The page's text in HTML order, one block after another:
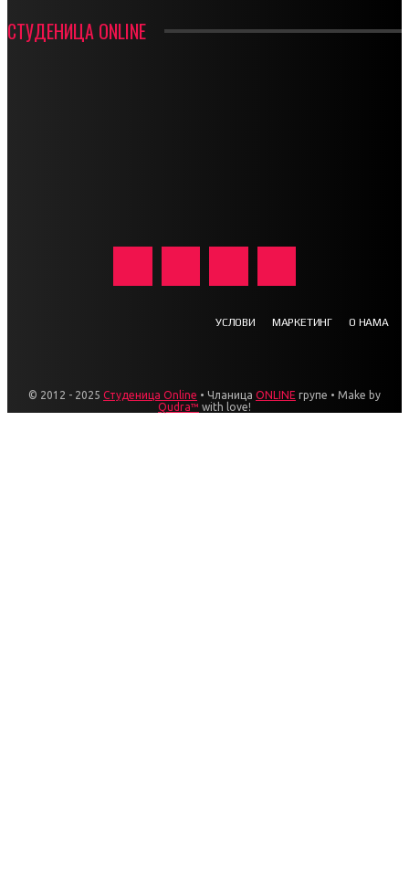
СТУДЕНИЦА ONLINE
УСЛОВИ МАРКЕТИНГ О НАМА
© 2012 - 2025 Студеница Online • Чланица ONLINE групе • Make by
Qudra™ with love!